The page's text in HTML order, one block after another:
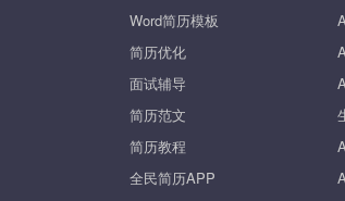
Word简历模板
简历优化
面试辅导
简历范文
简历教程
全民简历APP